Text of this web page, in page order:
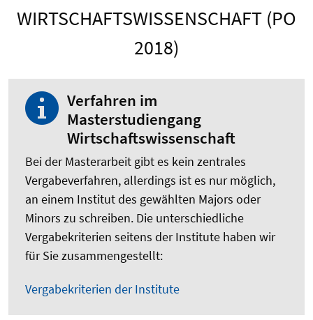
WIRTSCHAFTSWISSENSCHAFT (PO
2018)
Verfahren im
Masterstudiengang
Wirtschaftswissenschaft
Bei der Masterarbeit gibt es kein zentrales
Vergabeverfahren, allerdings ist es nur möglich,
an einem Institut des gewählten Majors oder
Minors zu schreiben. Die unterschiedliche
Vergabekriterien seitens der Institute haben wir
für Sie zusammengestellt:
Vergabekriterien der Institute